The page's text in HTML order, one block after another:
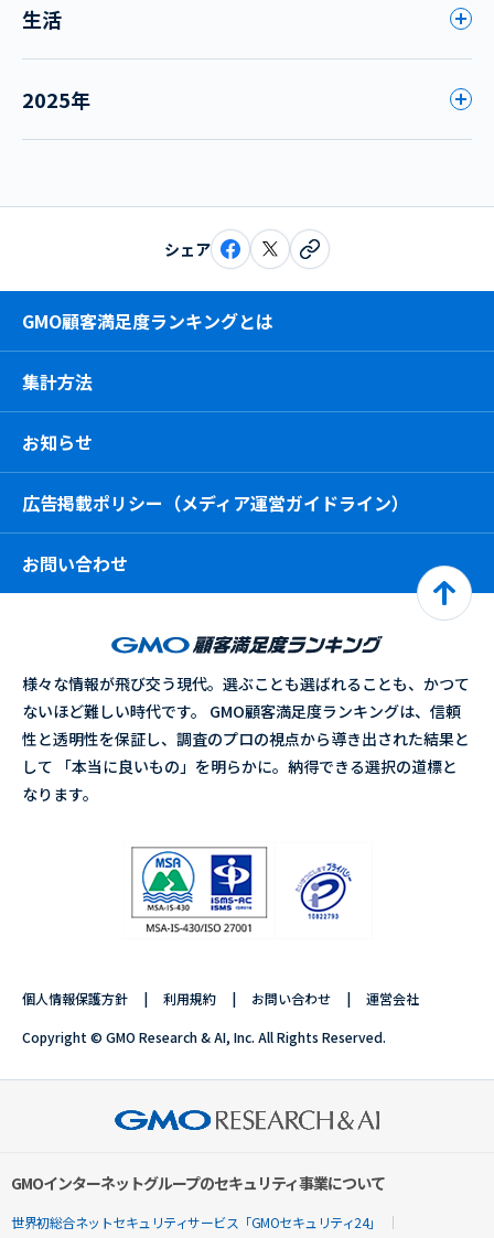
生活
2025年
シェア
GMO顧客満足度ランキングとは
集計方法
お知らせ
広告掲載ポリシー（メディア運営ガイドライン）
お問い合わせ
様々な情報が飛び交う現代。選ぶことも選ばれることも、かつて
ないほど難しい時代です。 GMO顧客満足度ランキングは、信頼
性と透明性を保証し、調査のプロの視点から導き出された結果と
して 「本当に良いもの」を明らかに。納得できる選択の道標と
なります。
個人情報保護方針 利用規約 お問い合わせ 運営会社
Copyright © GMO Research & AI, Inc. All Rights Reserved.
GMOインターネットグループのセキュリティ事業について
世界初総合ネットセキュリティサービス「GMOセキュリティ24」